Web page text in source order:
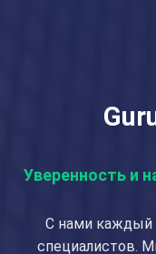
Уверенность и
С нами каждый
специалистов.